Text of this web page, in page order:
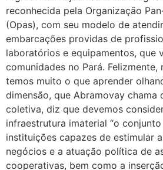
reconhecida pela Organização
(Opas), com seu modelo de
embarcações providas de
laboratórios e equipamentos, que
comunidades no Pará.
temos muito o que aprender
dimensão, que Abramovay chama
coletiva, diz que devemos
infraestrutura imaterial “o
instituições capazes de estimular
negócios e a atuação política de
cooperativas, bem como a